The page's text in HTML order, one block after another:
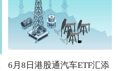
6月8日港股通汽车ETF汇添